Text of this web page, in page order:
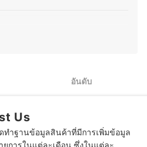
ร พรวรรณพงศา (พีท)
อดกรอบ พริงเกิลส์
หม่
อันดับ
Us
ทำฐานข้อมูลสินค้าที่มีการเพิ่มข้อมูล
การในแต่ละเดือน ซึ่งในแต่ละ